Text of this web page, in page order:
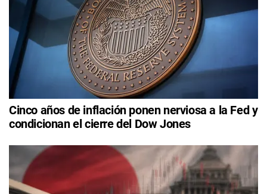
Cinco años de inflación ponen nerviosa a la Fed y
condicionan el cierre del Dow Jones